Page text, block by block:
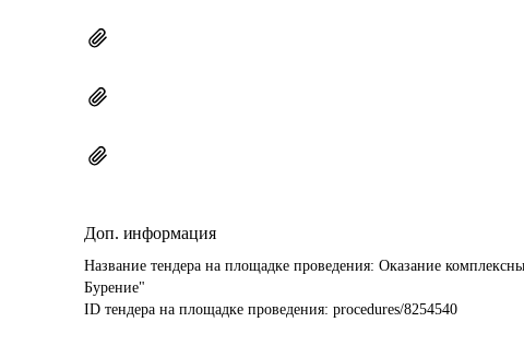
Доп. информация
Название тендера на площадке проведения: Оказание
Бурение"
ID тендера на площадке проведения: procedures/8254540